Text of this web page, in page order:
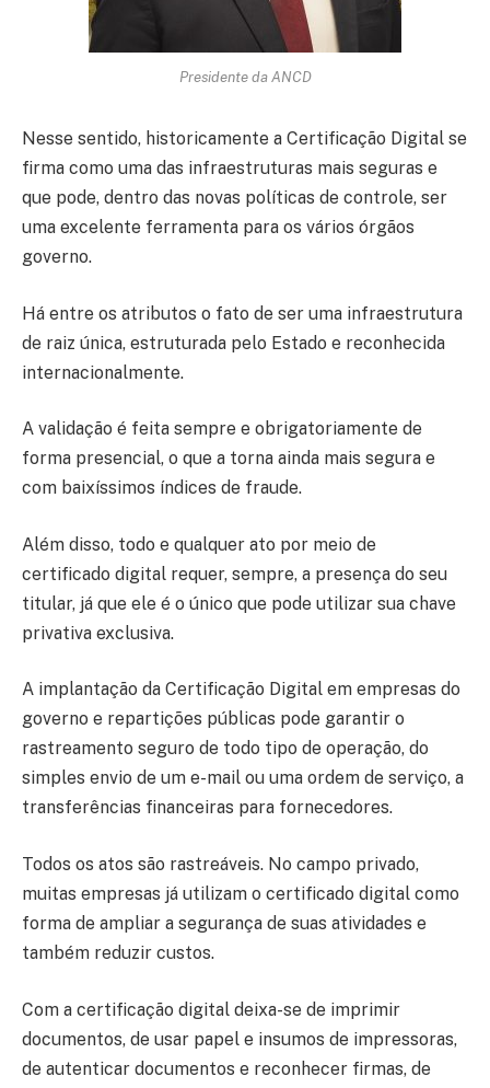
Presidente da ANCD
Nesse sentido, historicamente a Certificação Digital se
firma como uma das infraestruturas mais seguras e
que pode, dentro das novas políticas de controle, ser
uma excelente ferramenta para os vários órgãos
governo.
Há entre os atributos o fato de ser uma infraestrutura
de raiz única, estruturada pelo Estado e reconhecida
internacionalmente.
A validação é feita sempre e obrigatoriamente de
forma presencial, o que a torna ainda mais segura e
com baixíssimos índices de fraude.
Além disso, todo e qualquer ato por meio de
certificado digital requer, sempre, a presença do seu
titular, já que ele é o único que pode utilizar sua chave
privativa exclusiva.
A implantação da Certificação Digital em empresas do
governo e repartições públicas pode garantir o
rastreamento seguro de todo tipo de operação, do
simples envio de um e-mail ou uma ordem de serviço, a
transferências financeiras para fornecedores.
Todos os atos são rastreáveis. No campo privado,
muitas empresas já utilizam o certificado digital como
forma de ampliar a segurança de suas atividades e
também reduzir custos.
Com a certificação digital deixa-se de imprimir
documentos, de usar papel e insumos de impressoras,
de autenticar documentos e reconhecer firmas, de